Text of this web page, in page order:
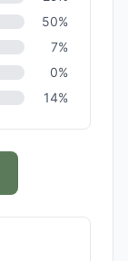
50%
7%
0%
14%